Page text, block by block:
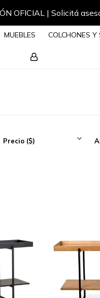
Envíos a todo el
MUEBLES COLCHONES Y
Precio ($)